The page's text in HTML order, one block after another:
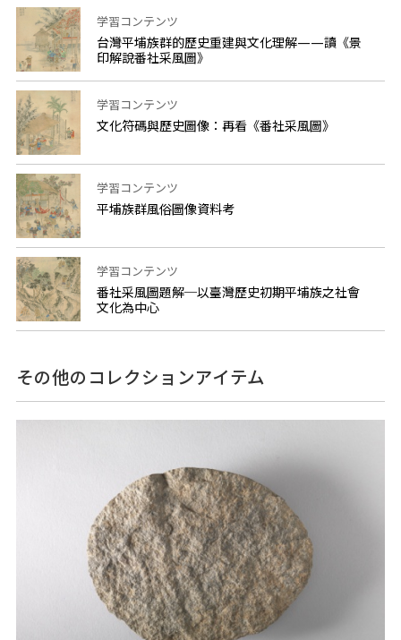
学習コンテンツ
台灣平埔族群的歷史重建與文化理解——讀《景
印解說番社采風圖》
学習コンテンツ
文化符碼與歷史圖像：再看《番社采風圖》
学習コンテンツ
平埔族群風俗圖像資料考
学習コンテンツ
番社采風圖題解─以臺灣歷史初期平埔族之社會
文化為中心
その他のコレクションアイテム